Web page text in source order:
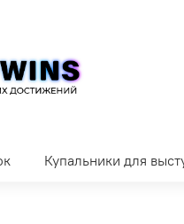
Купальники для